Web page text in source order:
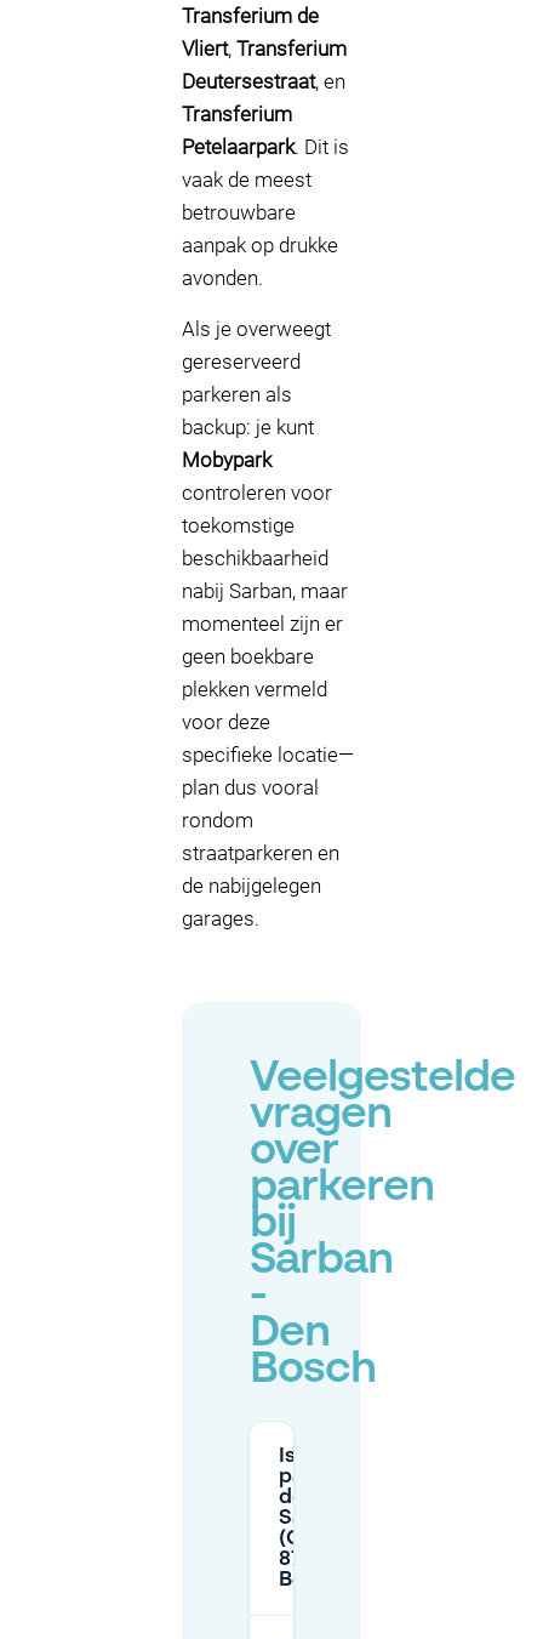
Transferium de
Vliert, Transferium
Deutersestraat, en
Transferium
Petelaarpark. Dit is
vaak de meest
betrouwbare
aanpak op drukke
avonden.
Als je overweegt
gereserveerd
parkeren als
backup: je kunt
Mobypark
controleren voor
toekomstige
beschikbaarheid
nabij Sarban, maar
momenteel zijn er
geen boekbare
plekken vermeld
voor deze
specifieke locatie—
plan dus vooral
rondom
straatparkeren en
de nabijgelegen
garages.
Veelgestelde
vragen
over
parkeren
bij
Sarban
-
Den
Bosch
Is er gratis
parkeren in
de buurt van
Sarban
(Orthenstraat
87) in Den
Bosch?